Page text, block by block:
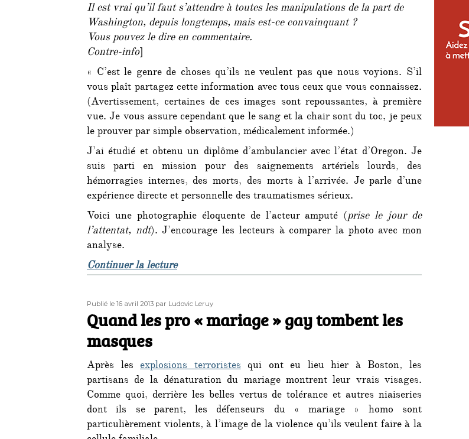
Il est vrai qu’il faut s’attendre à toutes les manipulations de la part de
Washington, depuis longtemps, mais est-ce convainquant ?
Vous pouvez le dire en commentaire.
Contre-info]
« C’est le genre de choses qu’ils ne veulent pas que nous voyions. S’il
vous plaît partagez cette information avec tous ceux que vous connaissez.
(Avertissement, certaines de ces images sont repoussantes, à première
vue. Je vous assure cependant que le sang et la chair sont du toc, je peux
le prouver par simple observation, médicalement informée.)
J’ai étudié et obtenu un diplôme d’ambulancier avec l’état d’Oregon. Je
suis parti en mission pour des saignements artériels lourds, des
hémorragies internes, des morts, des morts à l’arrivée. Je parle d’une
expérience directe et personnelle des traumatismes sérieux.
Voici une photographie éloquente de l’acteur amputé (prise le jour de
l’attentat, ndt). J’encourage les lecteurs à comparer la photo avec mon
analyse.
Continuer la lecturede « Attentat de Boston : un faux mutilé, joué par un soldat ? »
Publié
le
Publié le 16 avril 2013 Auteur
par Ludovic Leruy
Quand les pro « mariage » gay tombent les
masques
Après lesexplosions terroristesqui ont eu lieu hier à Boston, les
partisans de la dénaturation du mariage montrent leur vrais visages.
Comme quoi, derrière les belles vertus de tolérance et autres niaiseries
dont ils se parent, les défenseurs du « mariage » homo sont
particulièrement violents, à l’image de la violence qu’ils veulent faire à la